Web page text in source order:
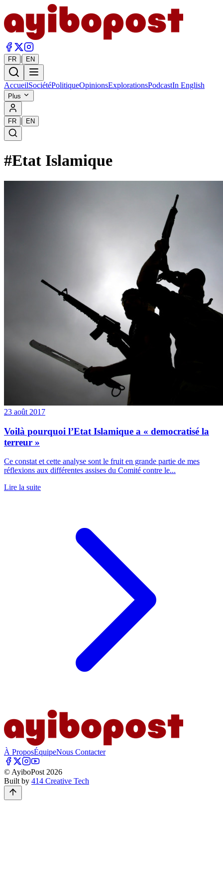
FR | EN
AccueilSociétéPolitiqueOpinionsExplorationsPodcastIn English
Plus
FR | EN
#Etat Islamique
23 août 2017
Voilà pourquoi l’Etat Islamique a « democratisé la
terreur »
Ce constat et cette analyse sont le fruit en grande partie de mes
réflexions aux différentes assises du Comité contre le...
Lire la suite
À ProposÉquipeNous Contacter
© AyiboPost 2026
Built by 414 Creative Tech